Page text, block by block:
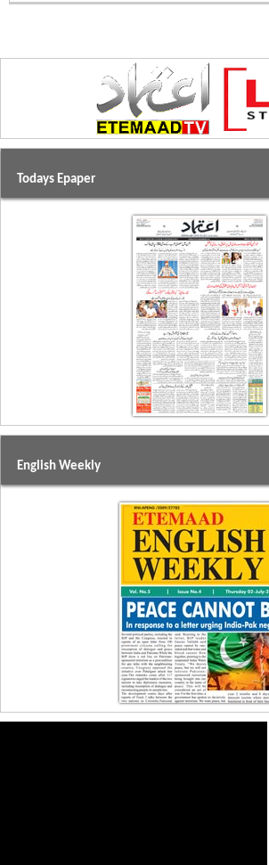
Todays Epaper
English Weekly